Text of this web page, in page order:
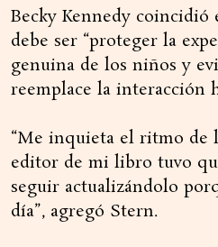
Becky Kennedy
debe ser “proteger la
genuina de los niños y
reemplace la interacción
“Me inquieta el ritmo de
editor de mi libro tuvo
seguir actualizándolo
día”, agregó Stern.